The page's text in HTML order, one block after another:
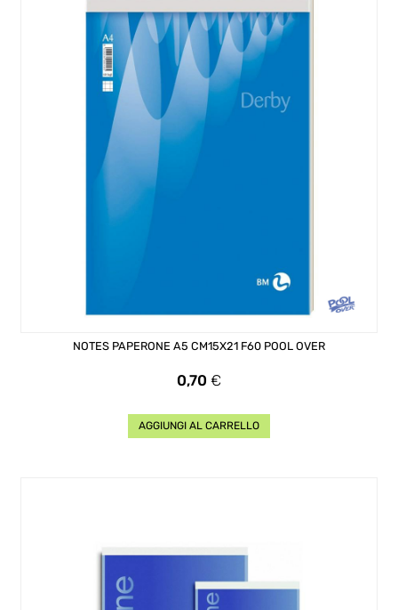
NOTES PAPERONE A5 CM15X21 F60 POOL OVER
Prezzo
0,70 €
AGGIUNGI AL CARRELLO